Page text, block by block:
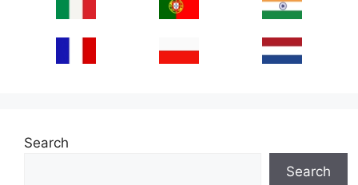
Search
Search